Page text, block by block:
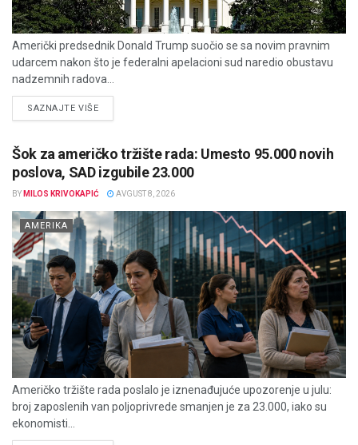
Američki predsednik Donald Trump suočio se sa novim pravnim
udarcem nakon što je federalni apelacioni sud naredio obustavu
nadzemnih radova...
SAZNAJTE VIŠEDETAILS
Šok za američko tržište rada: Umesto 95.000 novih
poslova, SAD izgubile 23.000
BY MILOS KRIVOKAPIĆ AVGUST 8, 2026
AMERIKA
Američko tržište rada poslalo je iznenađujuće upozorenje u julu:
broj zaposlenih van poljoprivrede smanjen je za 23.000, iako su
ekonomisti...